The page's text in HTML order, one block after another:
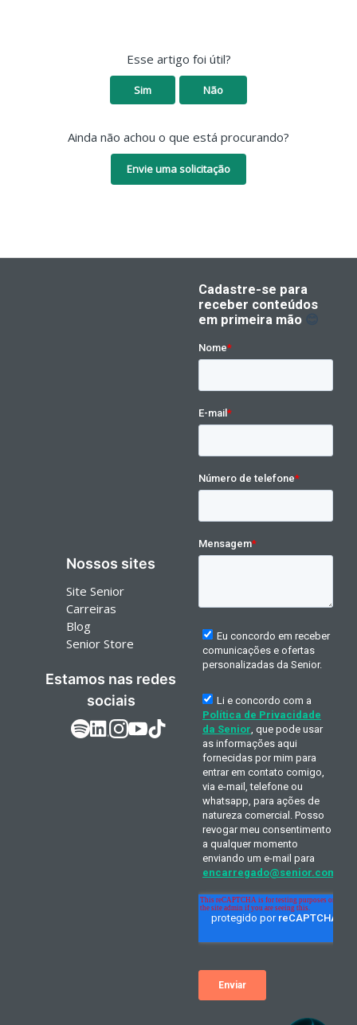
Esse artigo foi útil?
Sim Não
Ainda não achou o que está procurando?
Envie uma solicitação
Nossos sites
Site Senior
Carreiras
Blog
Senior Store
Estamos nas redes
sociais